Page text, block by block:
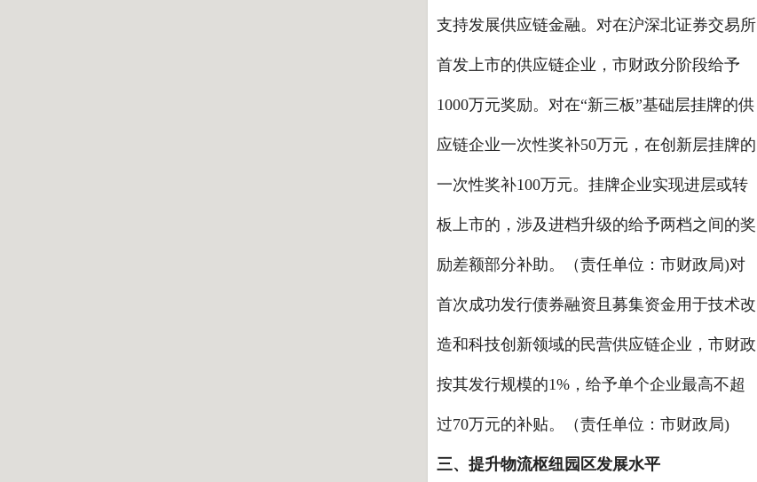
支持发展供应链金融。对在沪深北证券交易所
首发上市的供应链企业，市财政分阶段给予
1000万元奖励。对在“新三板”基础层挂牌的供
应链企业一次性奖补50万元，在创新层挂牌的
一次性奖补100万元。挂牌企业实现进层或转
板上市的，涉及进档升级的给予两档之间的奖
励差额部分补助。（责任单位：市财政局)对
首次成功发行债券融资且募集资金用于技术改
造和科技创新领域的民营供应链企业，市财政
按其发行规模的1%，给予单个企业最高不超
过70万元的补贴。（责任单位：市财政局)
三、提升物流枢纽园区发展水平